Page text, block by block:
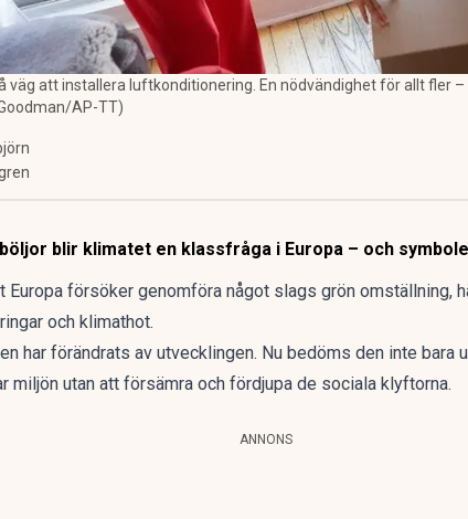
väg att installera luftkonditionering. En nödvändighet för allt fler
AP-TT)
blir klimatet en klassfråga i Europa – och
Europa försöker genomföra något slags grön omställning,
och klimathot.
har förändrats av utvecklingen. Nu bedöms den inte
miljön utan att försämra och fördjupa de sociala klyftorna.
ANNONS